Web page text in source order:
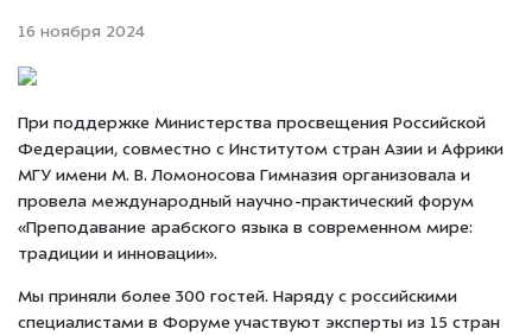
16 ноября 2024
При поддержке Министерства просвещения Российской
Федерации, совместно с Институтом стран Азии и Африки
МГУ имени М. В. Ломоносова Гимназия организовала и
провела международный научно-практический форум
«Преподавание арабского языка в современном мире:
традиции и инновации».
Мы приняли более 300 гостей. Наряду с российскими
специалистами в Форуме участвуют эксперты из 15 стран